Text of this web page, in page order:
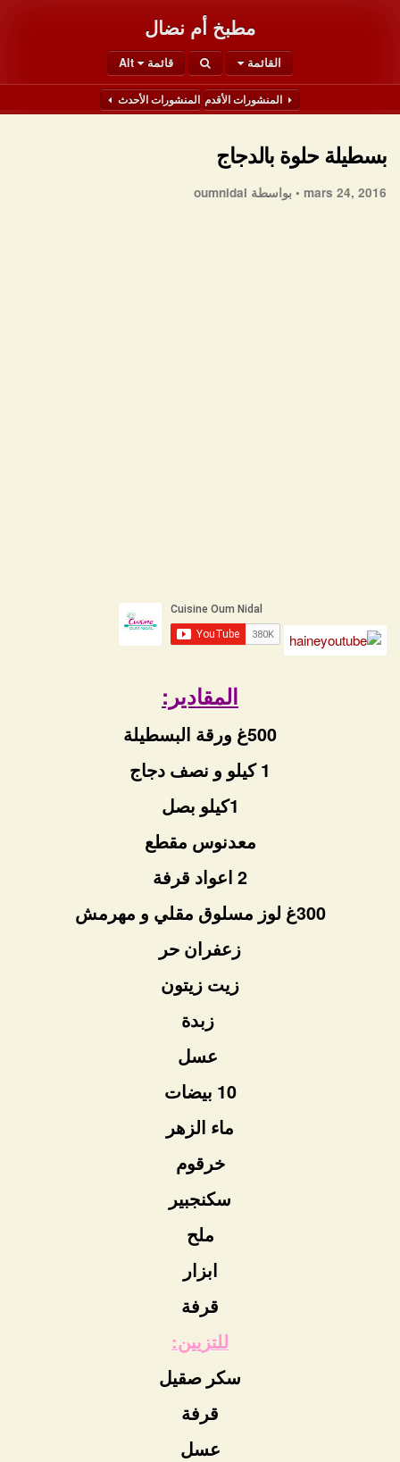
مطبخ أم نضال
القائمة قائمة Alt
المنشورات الأقدم المنشورات الأحدث
بسطيلة حلوة بالدجاج
mars 24, 2016 • بواسطة oumnidal
المقادير:
500غ ورقة البسطيلة
1 كيلو و نصف دجاج
1كيلو بصل
معدنوس مقطع
2 اعواد قرفة
300غ لوز مسلوق مقلي و مهرمش
زعفران حر
زيت زيتون
زبدة
عسل
10 بيضات
ماء الزهر
خرقوم
سكنجبير
ملح
ابزار
قرفة
للتزيين:
سكر صقيل
قرفة
عسل